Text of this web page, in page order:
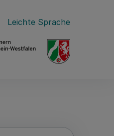
Leichte Sprache